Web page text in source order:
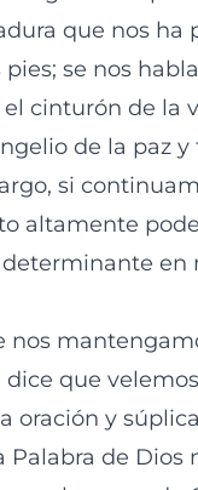
que nos ha
se nos
cinturón de la
de la paz
si
altamente
en
nos
que
oración y
de Dios